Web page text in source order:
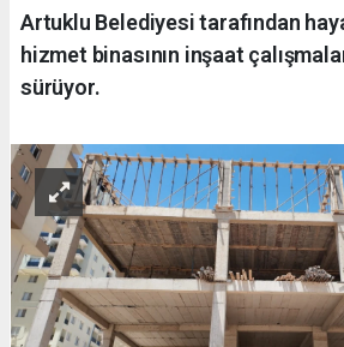
Artuklu Belediyesi tarafından
hizmet binasının inşaat
sürüyor.